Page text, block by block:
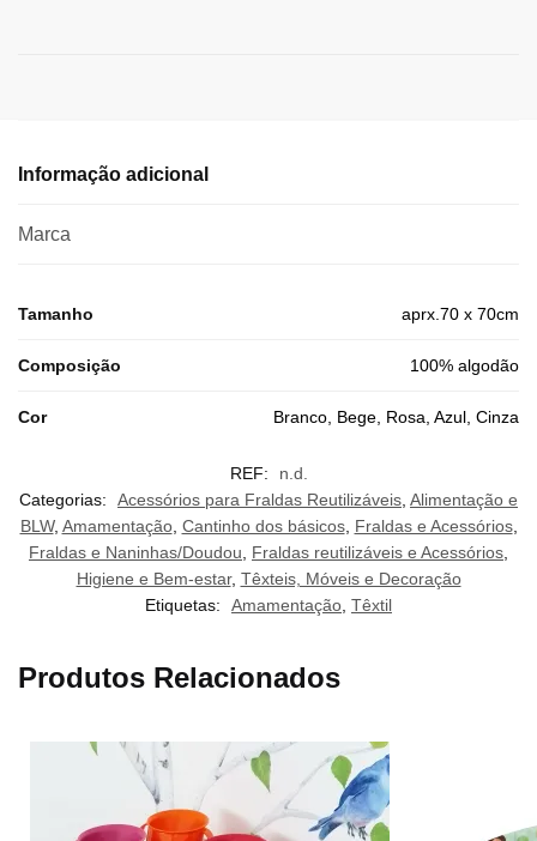
Informação adicional
Marca
Tamanho aprx.70 x 70cm
Composição 100% algodão
Cor Branco, Bege, Rosa, Azul, Cinza
REF:
n.d.
Categorias:
Acessórios para Fraldas Reutilizáveis Alimentação e
BLW, Amamentação, Cantinho dos básicos, Fraldas e Acessórios,
Fraldas e Naninhas/Doudou
Fraldas reutilizáveis e Acessórios
Higiene e Bem-estar, Têxteis, Móveis e Decoração
Etiquetas:
Amamentação Têxtil
Produtos Relacionados